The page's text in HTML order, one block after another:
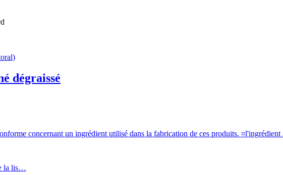
dégraissé
concernant un ingrédient utilisé dans la fabrication de ces produits.
la lis…